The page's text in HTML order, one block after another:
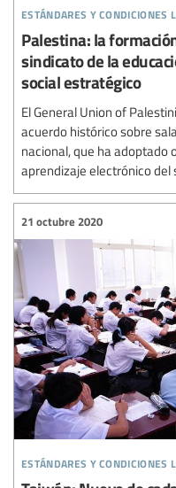
estándares y condiciones
Palestina: la
sindicato de la
social estratégico
El General Union of
acuerdo histórico sobre
nacional, que ha adoptado
aprendizaje electrónico del
estándares y condiciones
21 octubre 2020